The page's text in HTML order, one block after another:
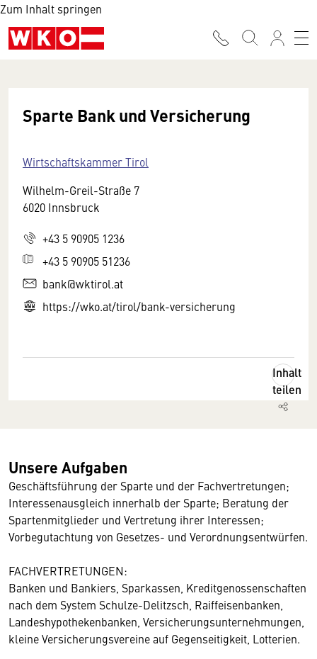
Zum Inhalt springen
Sparte Bank und Versicherung
Wirtschaftskammer Tirol
Wilhelm-Greil-Straße 7
6020 Innsbruck
+43 5 90905 1236
+43 5 90905 51236
bank@wktirol.at
https://wko.at/tirol/bank-versicherung
Inhalt
teilen
Unsere Aufgaben
Geschäftsführung der Sparte und der Fachvertretungen;
Interessenausgleich innerhalb der Sparte; Beratung der
Spartenmitglieder und Vertretung ihrer Interessen;
Vorbegutachtung von Gesetzes- und Verordnungsentwürfen.
FACHVERTRETUNGEN:
Banken und Bankiers, Sparkassen, Kreditgenossenschaften
nach dem System Schulze-Delitzsch, Raiffeisenbanken,
Landeshypothekenbanken, Versicherungsunternehmungen,
kleine Versicherungsvereine auf Gegenseitigkeit, Lotterien.